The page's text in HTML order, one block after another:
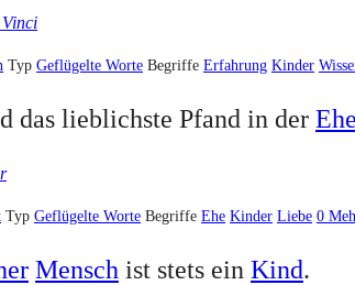
Typ Geflügelte Worte Begriffe Erfahrung Kinder
das lieblichste Pfand in der Ehe
Typ Geflügelte Worte Begriffe Ehe Kinder Liebe 0
Mensch ist stets ein Kind.